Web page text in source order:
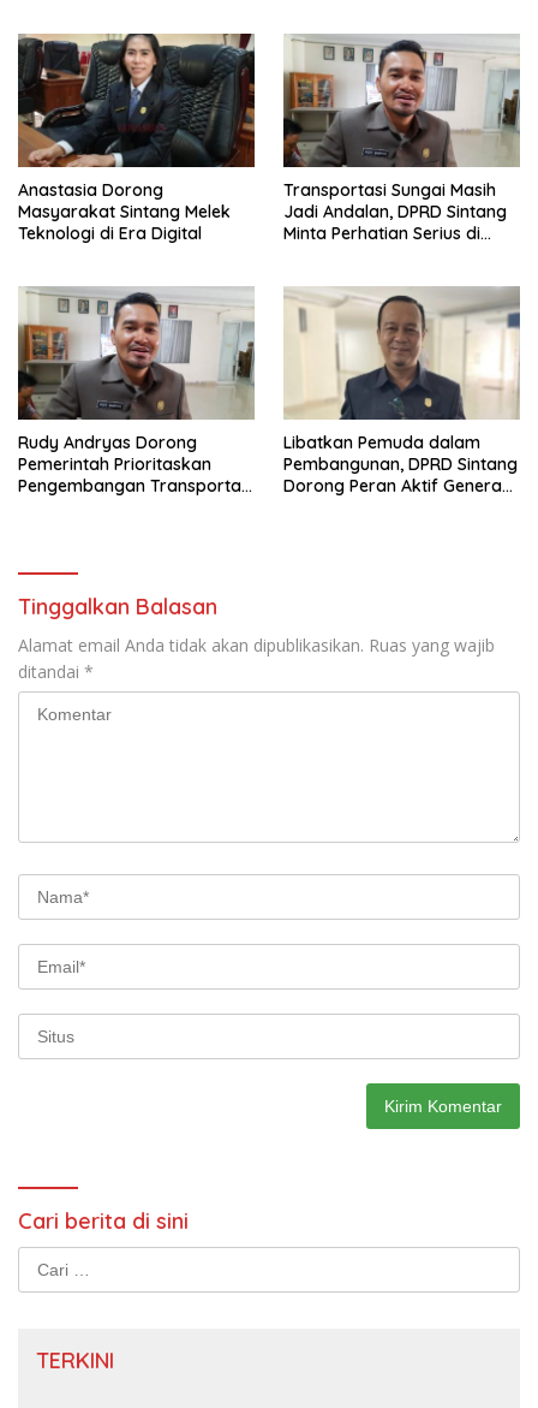
Anastasia Dorong
Masyarakat Sintang Melek
Teknologi di Era Digital
Transportasi Sungai Masih
Jadi Andalan, DPRD Sintang
Minta Perhatian Serius di
Rudy Andryas Dorong
Pemerintah Prioritaskan
Pengembangan Transportasi
Libatkan Pemuda dalam
Pembangunan, DPRD Sintang
Dorong Peran Aktif Generasi
Tinggalkan Balasan
Alamat email Anda tidak akan dipublikasikan. Ruas yang wajib
ditandai *
Cari berita di sini
TERKINI